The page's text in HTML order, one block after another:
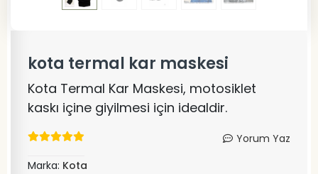
kota termal kar maskesi
Kota Termal Kar Maskesi, motosiklet
kaskı içine giyilmesi için idealdir.
Yorum Yaz
Marka: Kota